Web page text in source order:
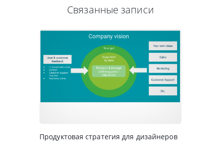
Связанные записи
Продуктовая стратегия для дизайнеров